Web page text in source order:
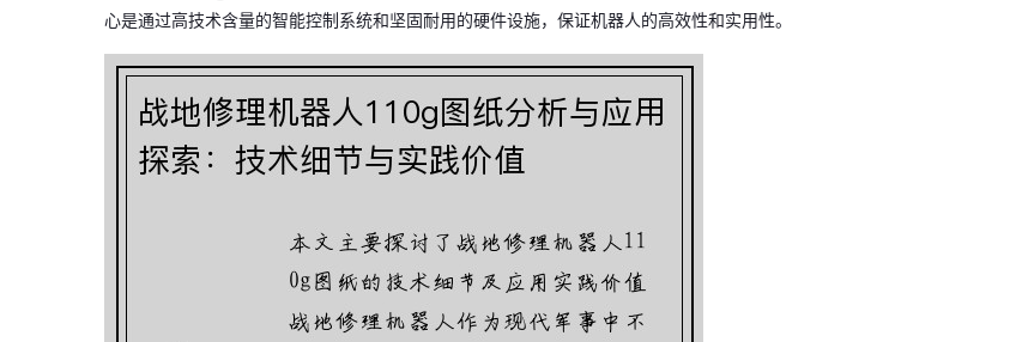
心是通过高技术含量的智能控制系统和坚固耐用的硬件设施，保证机器人的高效性和实用性。